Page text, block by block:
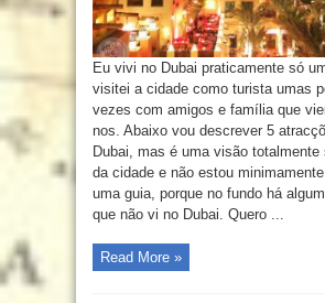
Eu vivi no Dubai praticamente só
visitei a cidade como turista umas
vezes com amigos e família que
nos. Abaixo vou descrever 5
Dubai, mas é uma visão totalmente
da cidade e não estou
uma guia, porque no fundo há
que não vi no Dubai. Quero ...
Read More »